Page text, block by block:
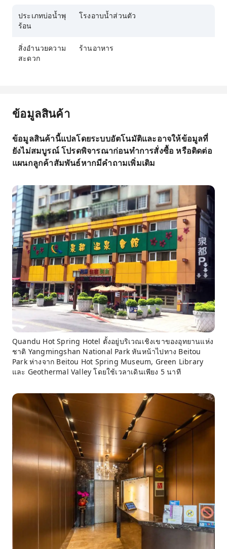
ประเภทบ่อน้ำพุ
ร้อน
โรงอาบน้ำส่วนตัว
สิ่งอำนวยความ
สะดวก
ร้านอาหาร
ข้อมูลสินค้า
ข้อมูลสินค้านี้แปลโดยระบบอัตโนมัติและอาจให้ข้อมูลที่
ยังไม่สมบูรณ์ โปรดพิจารณาก่อนทำการสั่งซื้อ หรือติดต่อ
แผนกลูกค้าสัมพันธ์หากมีคำถามเพิ่มเติม
Quandu Hot Spring Hotel ตั้งอยู่บริเวณเชิงเขาของอุทยานแห่ง
ชาติ Yangmingshan National Park หันหน้าไปทาง Beitou
Park ห่างจาก Beitou Hot Spring Museum, Green Library
และ Geothermal Valley โดยใช้เวลาเดินเพียง 5 นาที